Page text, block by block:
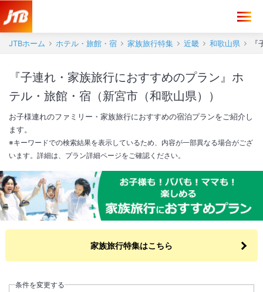
JTBホーム ホテル・旅館・宿 家族旅行特集 近畿 和歌山県
『子連れ・家族旅行におすすめのプラン』ホ
テル・旅館・宿（新宮市（和歌山県））
お子様連れのファミリー・家族旅行におすすめの宿泊プランをご紹介し
ます。
※キーワードでの検索結果を表示しているため、内容が一部異なる場合がござ
います。詳細は、プラン詳細ページをご確認ください。
家族旅行特集はこちら
条件を変更する